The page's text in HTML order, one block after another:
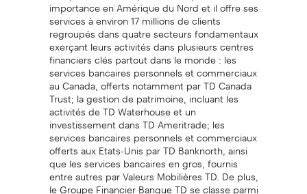
services à environ 17 millions de clients
regroupés dans quatre secteurs fondamentaux
exerçant leurs activités dans plusieurs centres
financiers clés partout dans le monde : les
services bancaires personnels et commerciaux
au Canada, offerts notamment par TD Canada
Trust; la gestion de patrimoine, incluant les
activités de TD Waterhouse et un
investissement dans TD Ameritrade; les
services bancaires personnels et commerciaux
offerts aux Etats-Unis par TD Banknorth, ainsi
que les services bancaires en gros, fournis
entre autres par Valeurs Mobilières TD. De plus,
le Groupe Financier Banque TD se classe parmi